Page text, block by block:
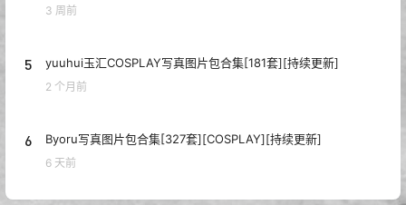
3 周前
5 yuuhui玉汇COSPLAY写真图片包合集[181套][持续更新]
2 个月前
6 Byoru写真图片包合集[327套][COSPLAY][持续更新]
6 天前